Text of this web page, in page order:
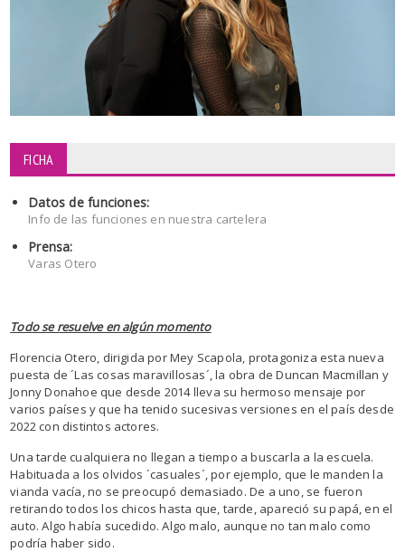
FICHA
Datos de funciones:
Info de las funciones en nuestra cartelera
Prensa:
Varas Otero
Todo se resuelve en algún momento
Florencia Otero, dirigida por Mey Scapola, protagoniza esta nueva
puesta de ´Las cosas maravillosas´, la obra de Duncan Macmillan y
Jonny Donahoe que desde 2014 lleva su hermoso mensaje por
varios países y que ha tenido sucesivas versiones en el país desde
2022 con distintos actores.
Una tarde cualquiera no llegan a tiempo a buscarla a la escuela.
Habituada a los olvidos ´casuales´, por ejemplo, que le manden la
vianda vacía, no se preocupó demasiado. De a uno, se fueron
retirando todos los chicos hasta que, tarde, apareció su papá, en el
auto. Algo había sucedido. Algo malo, aunque no tan malo como
podría haber sido.